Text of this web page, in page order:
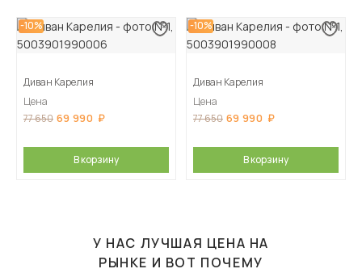
-10%
Диван Карелия
Цена
77 650 69 990
В корзину
-10%
Диван Карелия
Цена
77 650 69 990
В корзину
У НАС ЛУЧШАЯ ЦЕНА НА
РЫНКЕ И ВОТ ПОЧЕМУ